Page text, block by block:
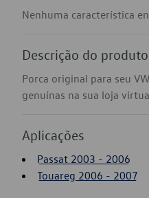
Nenhuma característica
Descrição do produto
Porca original para seu
genuínas na sua loja
Aplicações
Passat 2003 - 2006
Touareg 2006 - 2007